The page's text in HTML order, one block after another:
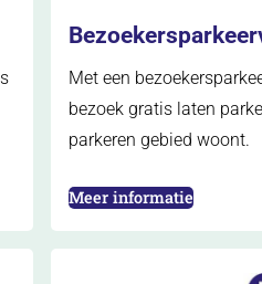
Met een
bezoek gratis laten
parkeren gebied woont.
Meer informatie
(opent in nieuw tabblad)